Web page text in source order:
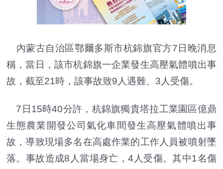
內蒙古自治區鄂爾多斯市杭錦旗官方7日晚消息
稱，當日，該市杭錦旗一企業發生高壓氣體噴出事
故，截至21時，該事故致9人遇難、3人受傷。
7日15時40分許，杭錦旗獨貴塔拉工業園區億鼎
生態農業開發公司氣化車間發生高壓氣體噴出事
故，導致現場多名在高處作業的工作人員被噴射墜
落。事故造成8人當場身亡，4人受傷。其中1名傷